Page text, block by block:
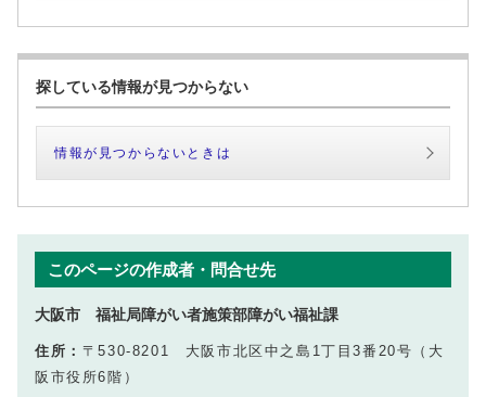
探している情報が見つからない
情報が見つからないときは
このページの作成者・問合せ先
大阪市 福祉局障がい者施策部障がい福祉課
住所： 〒530-8201 大阪市北区中之島1丁目3番20号（大
阪市役所6階）